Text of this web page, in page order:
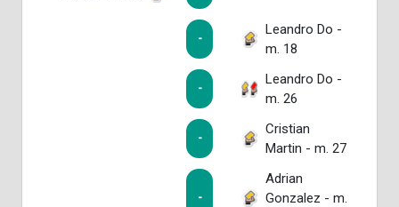
-
Leandro Do -
m. 18
-
Leandro Do -
m. 26
-
Cristian
Martin - m. 27
-
Adrian
Gonzalez - m.